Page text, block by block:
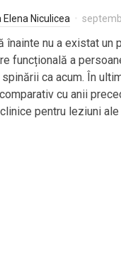
Elena Niculicea
înainte nu a existat un
funcțională a
ca acum. În
cu anii
pentru leziuni